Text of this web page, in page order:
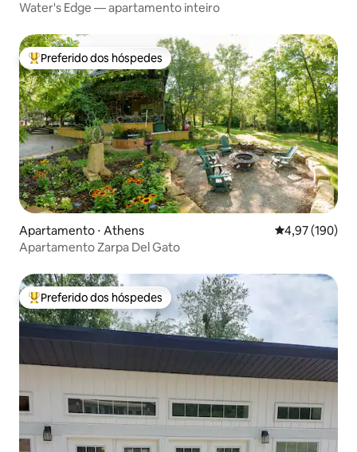
Water's Edge — apartamento inteiro
Entre os melhores preferidos dos hóspedes
Preferido dos hóspedes
Apartamento ⋅ Athens 4,97 de uma
4,97 (190)
Apartamento Zarpa Del Gato
Entre os melhores preferidos dos hóspedes
Preferido dos hóspedes